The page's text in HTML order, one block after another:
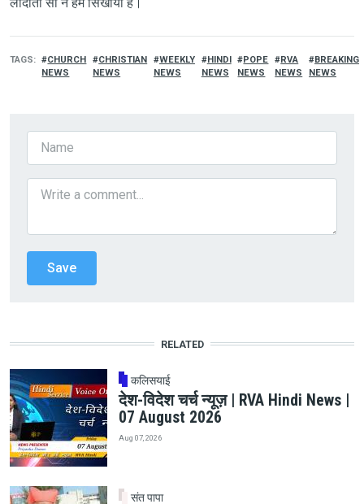
TAGS
CHURCH
NEWS
CHRISTIAN
NEWS
WEEKLY
NEWS
HINDI
NEWS
POPE
NEWS
RVA
NEWS
BREAKING
NEWS
RELATED
कलिसयाई
देश-विदेश चर्च न्यूज़ | RVA Hindi News |
07 August 2026
Aug 07, 2026
संत पापा